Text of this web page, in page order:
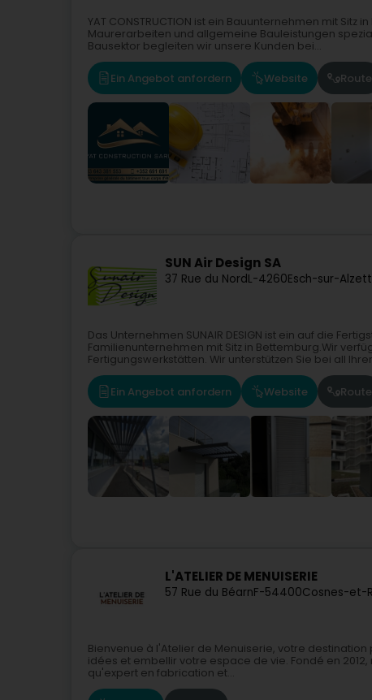
YAT CONSTRUCTION ist ein Bauunternehmen mit
Maurerarbeiten und allgemeine Bauleistungen
Bausektor begleiten wir unsere Kunden bei...
Ein Angebot anfordern Website Route
SUN Air Design SA
37 Rue du NordL-4260Esch-sur-
Das Unternehmen SUNAIR DESIGN ist ein auf die
Familienunternehmen mit Sitz in Bettemburg.Wir
Fertigungswerkstätten. Wir unterstützen Sie bei all
Ein Angebot anfordern Website Route
L'ATELIER DE MENUISERIE
57 Rue du BéarnF-54400Cosnes-et-
Bienvenue à l'Atelier de Menuiserie, votre
idées et embellir votre espace de vie. Fondé en
qu'expert en fabrication et...